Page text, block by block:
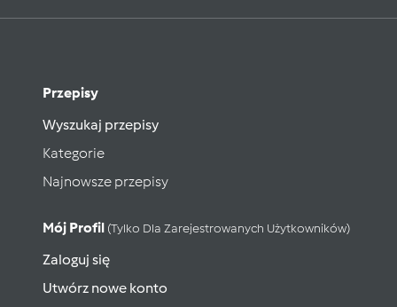
Przepisy
Wyszukaj przepisy
Kategorie
Najnowsze przepisy
Mój Profil (tylko Dla Zarejestrowanych Użytkowników)
Zaloguj się
Utwórz nowe konto